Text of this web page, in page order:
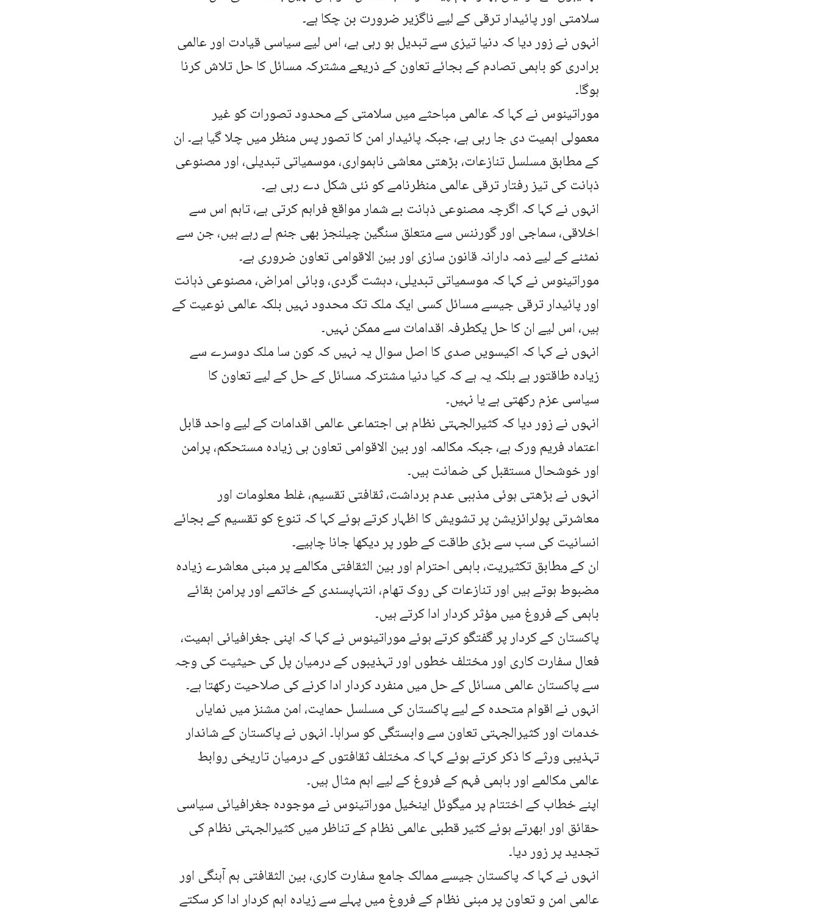
سلامتی اور پائیدار ترقی کے لیے ناگزیر ضرورت بن چکا ہے۔
انہوں نے زور دیا کہ دنیا تیزی سے تبدیل ہو رہی ہے، اس لیے سیاسی قیادت اور عالمی
برادری کو باہمی تصادم کے بجائے تعاون کے ذریعے مشترکہ مسائل کا حل تلاش کرنا
ہوگا۔
موراتینوس نے کہا کہ عالمی مباحثے میں سلامتی کے محدود تصورات کو غیر
معمولی اہمیت دی جا رہی ہے، جبکہ پائیدار امن کا تصور پس منظر میں چلا گیا ہے۔ ان
کے مطابق مسلسل تنازعات، بڑھتی معاشی ناہمواری، موسمیاتی تبدیلی، اور مصنوعی
ذہانت کی تیز رفتار ترقی عالمی منظرنامے کو نئی شکل دے رہی ہے۔
انہوں نے کہا کہ اگرچہ مصنوعی ذہانت بے شمار مواقع فراہم کرتی ہے، تاہم اس سے
اخلاقی، سماجی اور گورننس سے متعلق سنگین چیلنجز بھی جنم لے رہے ہیں، جن سے
نمٹنے کے لیے ذمہ دارانہ قانون سازی اور بین الاقوامی تعاون ضروری ہے۔
موراتینوس نے کہا کہ موسمیاتی تبدیلی، دہشت گردی، وبائی امراض، مصنوعی ذہانت
اور پائیدار ترقی جیسے مسائل کسی ایک ملک تک محدود نہیں بلکہ عالمی نوعیت کے
ہیں، اس لیے ان کا حل یکطرفہ اقدامات سے ممکن نہیں۔
انہوں نے کہا کہ اکیسویں صدی کا اصل سوال یہ نہیں کہ کون سا ملک دوسرے سے
زیادہ طاقتور ہے بلکہ یہ ہے کہ کیا دنیا مشترکہ مسائل کے حل کے لیے تعاون کا
سیاسی عزم رکھتی ہے یا نہیں۔
انہوں نے زور دیا کہ کثیرالجہتی نظام ہی اجتماعی عالمی اقدامات کے لیے واحد قابل
اعتماد فریم ورک ہے، جبکہ مکالمہ اور بین الاقوامی تعاون ہی زیادہ مستحکم، پرامن
اور خوشحال مستقبل کی ضمانت ہیں۔
انہوں نے بڑھتی ہوئی مذہبی عدم برداشت، ثقافتی تقسیم، غلط معلومات اور
معاشرتی پولرائزیشن پر تشویش کا اظہار کرتے ہوئے کہا کہ تنوع کو تقسیم کے بجائے
انسانیت کی سب سے بڑی طاقت کے طور پر دیکھا جانا چاہیے۔
ان کے مطابق تکثیریت، باہمی احترام اور بین الثقافتی مکالمے پر مبنی معاشرے زیادہ
مضبوط ہوتے ہیں اور تنازعات کی روک تھام، انتہاپسندی کے خاتمے اور پرامن بقائے
باہمی کے فروغ میں مؤثر کردار ادا کرتے ہیں۔
پاکستان کے کردار پر گفتگو کرتے ہوئے موراتینوس نے کہا کہ اپنی جغرافیائی اہمیت،
فعال سفارت کاری اور مختلف خطوں اور تہذیبوں کے درمیان پل کی حیثیت کی وجہ
سے پاکستان عالمی مسائل کے حل میں منفرد کردار ادا کرنے کی صلاحیت رکھتا ہے۔
انہوں نے اقوام متحدہ کے لیے پاکستان کی مسلسل حمایت، امن مشنز میں نمایاں
خدمات اور کثیرالجہتی تعاون سے وابستگی کو سراہا۔ انہوں نے پاکستان کے شاندار
تہذیبی ورثے کا ذکر کرتے ہوئے کہا کہ مختلف ثقافتوں کے درمیان تاریخی روابط
عالمی مکالمے اور باہمی فہم کے فروغ کے لیے اہم مثال ہیں۔
اپنے خطاب کے اختتام پر میگوئل اینخیل موراتینوس نے موجودہ جغرافیائی سیاسی
حقائق اور ابھرتے ہوئے کثیر قطبی عالمی نظام کے تناظر میں کثیرالجہتی نظام کی
تجدید پر زور دیا۔
انہوں نے کہا کہ پاکستان جیسے ممالک جامع سفارت کاری، بین الثقافتی ہم آہنگی اور
عالمی امن و تعاون پر مبنی نظام کے فروغ میں پہلے سے زیادہ اہم کردار ادا کر سکتے